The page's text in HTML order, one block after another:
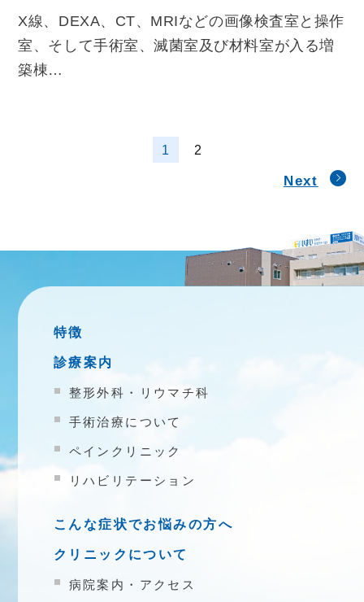
X線、DEXA、CT、MRIなどの画像検査室と操作
室、そして手術室、滅菌室及び材料室が入る増
築棟…
1 2
Next
特徴
診療案内
整形外科・リウマチ科
手術治療について
ペインクリニック
リハビリテーション
こんな症状でお悩みの方へ
クリニックについて
病院案内・アクセス